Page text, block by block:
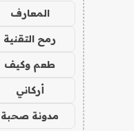
المعارف
رمح التقنية
طعم وكيف
أركاني
مدونة صحبة